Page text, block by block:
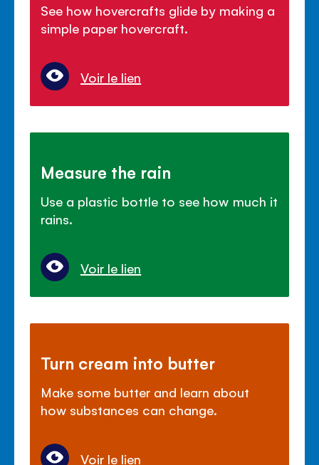
See how hovercrafts glide by making a
simple paper hovercraft.
Voir le lien
Measure the rain
Use a plastic bottle to see how much it
rains.
Voir le lien
Turn cream into butter
Make some butter and learn about
how substances can change.
Voir le lien